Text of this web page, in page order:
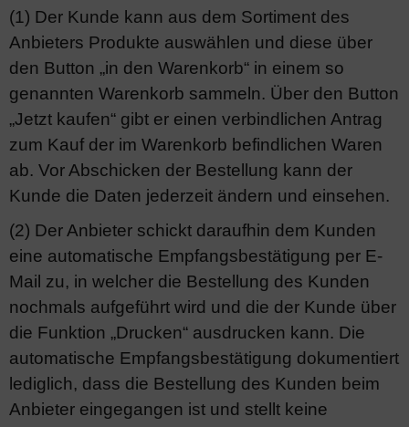
(1) Der Kunde kann aus dem Sortiment des
Anbieters Produkte auswählen und diese über
den Button „in den Warenkorb“ in einem so
genannten Warenkorb sammeln. Über den Button
„Jetzt kaufen“ gibt er einen verbindlichen Antrag
zum Kauf der im Warenkorb befindlichen Waren
ab. Vor Abschicken der Bestellung kann der
Kunde die Daten jederzeit ändern und einsehen.
(2) Der Anbieter schickt daraufhin dem Kunden
eine automatische Empfangsbestätigung per E-
Mail zu, in welcher die Bestellung des Kunden
nochmals aufgeführt wird und die der Kunde über
die Funktion „Drucken“ ausdrucken kann. Die
automatische Empfangsbestätigung dokumentiert
lediglich, dass die Bestellung des Kunden beim
Anbieter eingegangen ist und stellt keine